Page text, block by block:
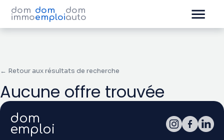
dom
immo
dom
emploi
dom
auto
← Retour aux résultats de recherche
Aucune offre trouvée
dom
emploi